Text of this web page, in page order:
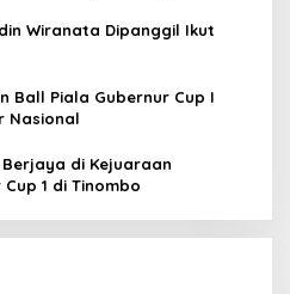
Wiranata Dipanggil Ikut
Ball Piala Gubernur Cup I
Nasional
di Kejuaraan
1 di Tinombo